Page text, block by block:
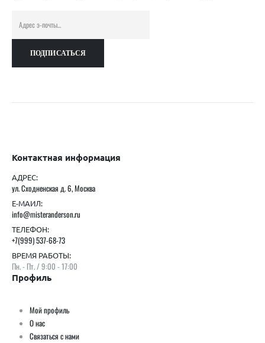
Контактная информация
АДРЕС:
ул. Сходненская д. 6, Москва
Е-МАИЛ:
info@misteranderson.ru
ТЕЛЕФОН:
+7(999) 537-68-73
ВРЕМЯ РАБОТЫ:
Пн. - Пт. / 9:00 - 17:00
Профиль
Мой профиль
О нас
Связаться с нами